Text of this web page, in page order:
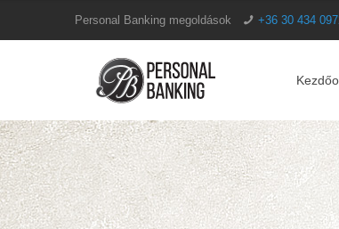
Personal Banking megoldások +36 30 434